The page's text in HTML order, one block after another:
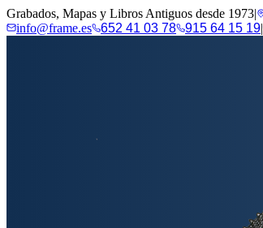
Grabados, Mapas y Libros Antiguos desde 1973|
info@frame.es
652 41 03 78 915 64 15 19|